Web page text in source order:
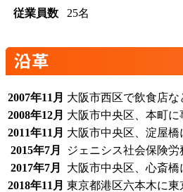
従業員数 25名
2007年11月 大阪市西区で飲食店
2008年12月 大阪市中央区、本町に
2011年11月 大阪市中央区、淀屋
2015年7月
ジェニシス社会保険
2017年7月
大阪市中央区、心斎
2018年11月 東京都港区六本木に